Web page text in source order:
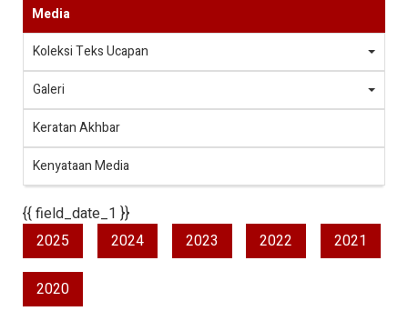
Media
Koleksi Teks Ucapan
Galeri
Keratan Akhbar
Kenyataan Media
{{ field_date_1 }}
2025
2024 2023 2022 2021
2020